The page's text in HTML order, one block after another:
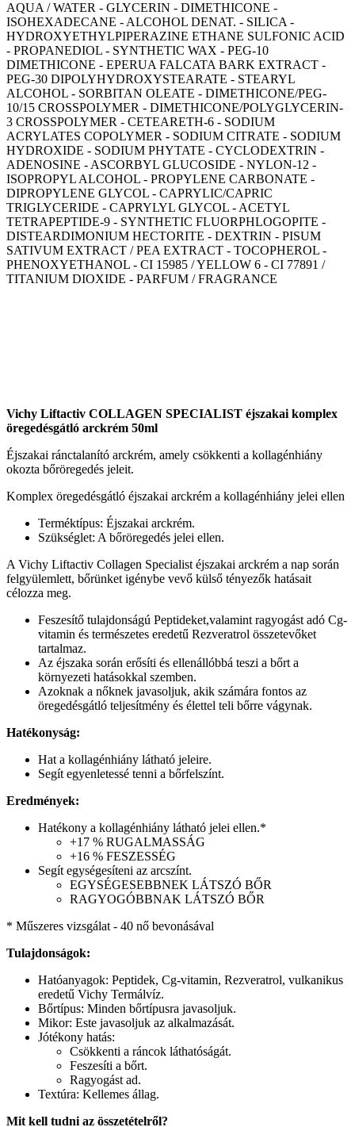
AQUA / WATER - GLYCERIN - DIMETHICONE -
ISOHEXADECANE - ALCOHOL DENAT. - SILICA -
HYDROXYETHYLPIPERAZINE ETHANE SULFONIC ACID
- PROPANEDIOL - SYNTHETIC WAX - PEG-10
DIMETHICONE - EPERUA FALCATA BARK EXTRACT -
PEG-30 DIPOLYHYDROXYSTEARATE - STEARYL
ALCOHOL - SORBITAN OLEATE - DIMETHICONE/PEG-
10/15 CROSSPOLYMER - DIMETHICONE/POLYGLYCERIN-
3 CROSSPOLYMER - CETEARETH-6 - SODIUM
ACRYLATES COPOLYMER - SODIUM CITRATE - SODIUM
HYDROXIDE - SODIUM PHYTATE - CYCLODEXTRIN -
ADENOSINE - ASCORBYL GLUCOSIDE - NYLON-12 -
ISOPROPYL ALCOHOL - PROPYLENE CARBONATE -
DIPROPYLENE GLYCOL - CAPRYLIC/CAPRIC
TRIGLYCERIDE - CAPRYLYL GLYCOL - ACETYL
TETRAPEPTIDE-9 - SYNTHETIC FLUORPHLOGOPITE -
DISTEARDIMONIUM HECTORITE - DEXTRIN - PISUM
SATIVUM EXTRACT / PEA EXTRACT - TOCOPHEROL -
PHENOXYETHANOL - CI 15985 / YELLOW 6 - CI 77891 /
TITANIUM DIOXIDE - PARFUM / FRAGRANCE
Vichy Liftactiv COLLAGEN SPECIALIST éjszakai komplex
öregedésgátló arckrém 50ml
Éjszakai ránctalanító arckrém, amely csökkenti a kollagénhiány
okozta bőröregedés jeleit.
Komplex öregedésgátló éjszakai arckrém a kollagénhiány jelei ellen
Terméktípus: Éjszakai arckrém.
Szükséglet: A bőröregedés jelei ellen.
A Vichy Liftactiv Collagen Specialist éjszakai arckrém a nap során
felgyülemlett, bőrünket igénybe vevő külső tényezők hatásait
célozza meg.
Feszesítő tulajdonságú Peptideket,valamint ragyogást adó Cg-
vitamin és természetes eredetű Rezveratrol összetevőket
tartalmaz.
Az éjszaka során erősíti és ellenállóbbá teszi a bőrt a
környezeti hatásokkal szemben.
Azoknak a nőknek javasoljuk, akik számára fontos az
öregedésgátló teljesítmény és élettel teli bőrre vágynak.
Hatékonyság:
Hat a kollagénhiány látható jeleire.
Segít egyenletessé tenni a bőrfelszínt.
Eredmények:
Hatékony a kollagénhiány látható jelei ellen.*
+17 % RUGALMASSÁG
+16 % FESZESSÉG
Segít egységesíteni az arcszínt.
EGYSÉGESEBBNEK LÁTSZÓ BŐR
RAGYOGÓBBNAK LÁTSZÓ BŐR
* Műszeres vizsgálat - 40 nő bevonásával
Tulajdonságok:
Hatóanyagok: Peptidek, Cg-vitamin, Rezveratrol, vulkanikus
eredetű Vichy Termálvíz.
Bőrtípus: Minden bőrtípusra javasoljuk.
Mikor: Este javasoljuk az alkalmazását.
Jótékony hatás:
Csökkenti a ráncok láthatóságát.
Feszesíti a bőrt.
Ragyogást ad.
Textúra: Kellemes állag.
Mit kell tudni az összetételről?